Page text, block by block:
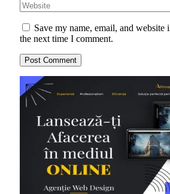
Save my name, email, and website
the next time I comment.